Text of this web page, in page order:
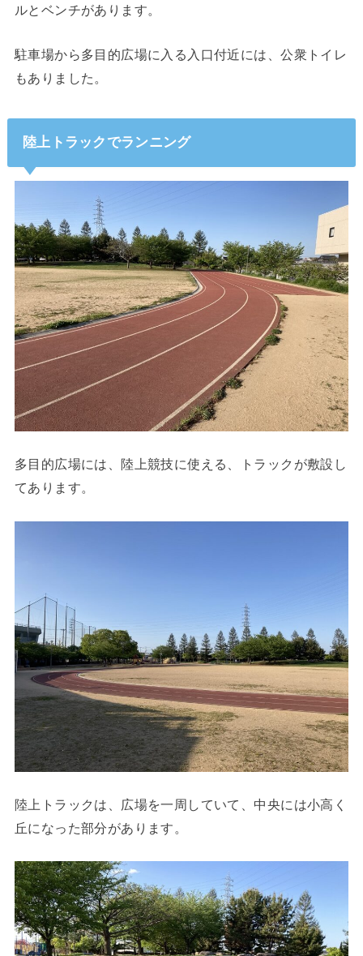
ルとベンチがあります。
駐車場から多目的広場に入る入口付近には、公衆トイレ
もありました。
陸上トラックでランニング
多目的広場には、陸上競技に使える、トラックが敷設し
てあります。
陸上トラックは、広場を一周していて、中央には小高く
丘になった部分があります。